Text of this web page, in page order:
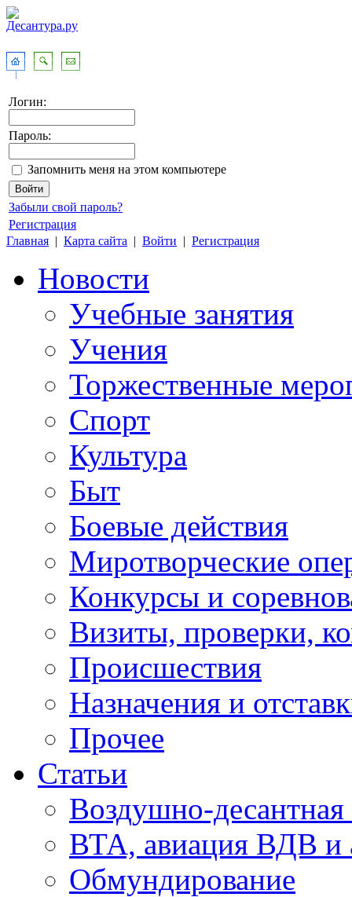
Логин:
Пароль:
Запомнить меня на этом компьютере
Забыли свой пароль?
Регистрация
Главная | Карта сайта | Войти | Регистрация
Новости
Учебные занятия
Учения
Торжественные
Спорт
Культура
Быт
Боевые действия
Миротворческие
Конкурсы и
Визиты, проверки,
Происшествия
Назначения и
Прочее
Статьи
Воздушно-десантная
ВТА, авиация ВДВ и
Обмундирование